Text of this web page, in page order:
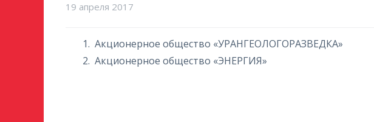
19 апреля 2017
Акционерное общество «УРАНГЕОЛОГОРАЗВЕДКА»
Акционерное общество «ЭНЕРГИЯ»